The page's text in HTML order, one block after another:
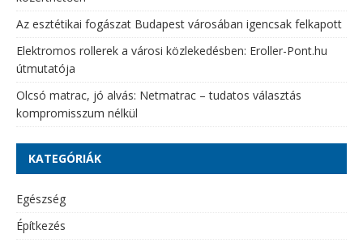
Az esztétikai fogászat Budapest városában igencsak felkapott
Elektromos rollerek a városi közlekedésben: Eroller-Pont.hu
útmutatója
Olcsó matrac, jó alvás: Netmatrac – tudatos választás
kompromisszum nélkül
KATEGÓRIÁK
Egészség
Építkezés